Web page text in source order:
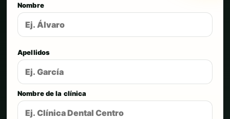
Nombre
Apellidos
Nombre de la clínica